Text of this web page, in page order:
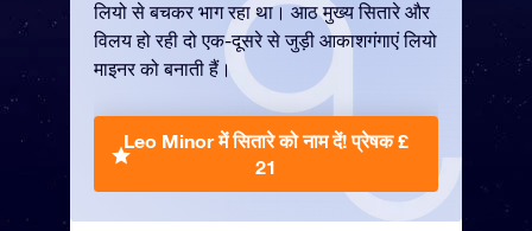
लियो से बचकर भाग रहा था। आठ मुख्य सितारे और
विलय हो रही दो एक-दूसरे से जुड़ी आकाशगंगाएं लियो
माइनर को बनाती हैं।
Leo Minor में सितारे को नाम दें!प्रेषक £
21